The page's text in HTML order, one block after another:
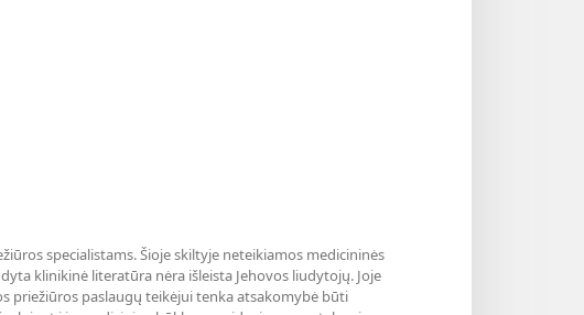
specialistams. Šioje skiltyje neteikiamos medicininės
klinikinė literatūra nėra išleista Jehovos liudytojų. Joje
priežiūros paslaugų teikėjui tenka atsakomybė būti